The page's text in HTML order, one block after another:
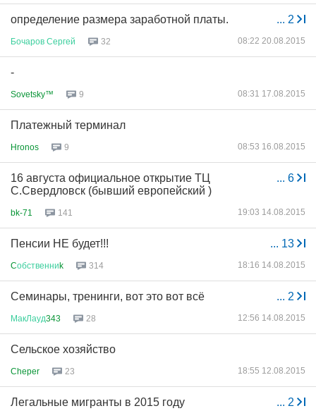
... 2
определение размера заработной платы.
Бочаров Сергей 32 08:22 20.08.2015
-
Sovetsky™ 9 08:31 17.08.2015
Платежный терминал
Hronos 9 08:53 16.08.2015
... 6
16 августа официальное открытие ТЦ
С.Свердловск (бывший европейский )
bk-71 141 19:03 14.08.2015
... 13
Пенсии НЕ будет!!!
Cобственниk 314 18:16 14.08.2015
... 2
Семинары, тренинги, вот это вот всё
МакЛауд343 28 12:56 14.08.2015
Сельское хозяйство
Cheper 23 18:55 12.08.2015
... 2
Легальные мигранты в 2015 году